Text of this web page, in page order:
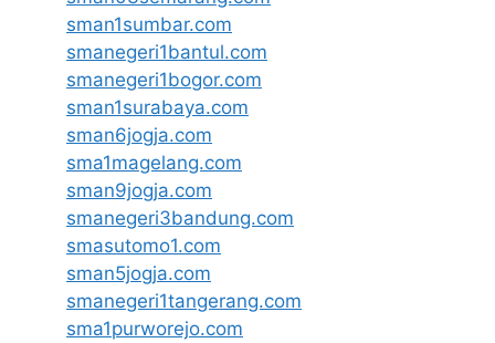
sman1sumbar.com
smanegeri1bantul.com
smanegeri1bogor.com
sman1surabaya.com
sman6jogja.com
sma1magelang.com
sman9jogja.com
smanegeri3bandung.com
smasutomo1.com
sman5jogja.com
smanegeri1tangerang.com
sma1purworejo.com